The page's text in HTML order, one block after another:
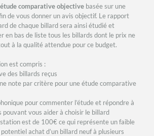
étude comparative objective basée sur une
de vous donner un avis objectif. Le rapport
de chaque billard sera ainsi étudié et
en bas de liste tous les billards dont le prix ne
à la qualité attendue pour ce budget.
est compris :
des billards reçus
note par critère pour une étude comparative
pour commenter l’étude et répondre à
pouvant vous aider à choisir le billard
est de 100€ ce qui représente un faible
achat d’un billard neuf à plusieurs